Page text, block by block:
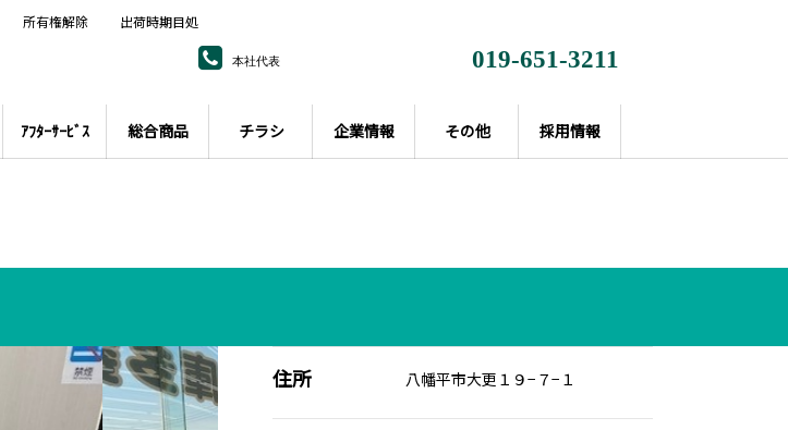
本社代表 019-651-3211
ｱﾌﾀｰｻｰﾋﾞｽ 総合商品 チラシ 企業情報 その他 採用情報
所有権解除 出荷時期目処
住所 八幡平市大更１９−７−１